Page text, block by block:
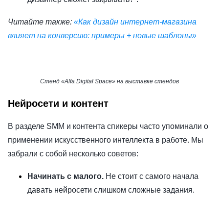
Читайте также: «Как дизайн интернет-магазина
влияет на конверсию: примеры + новые шаблоны»
Стенд «Alfa Digital Space» на выставке стендов
Нейросети и контент
В разделе SMM и контента спикеры часто упоминали о
применении искусственного интеллекта в работе. Мы
забрали с собой несколько советов:
Начинать с малого. Не стоит с самого начала
давать нейросети слишком сложные задания.